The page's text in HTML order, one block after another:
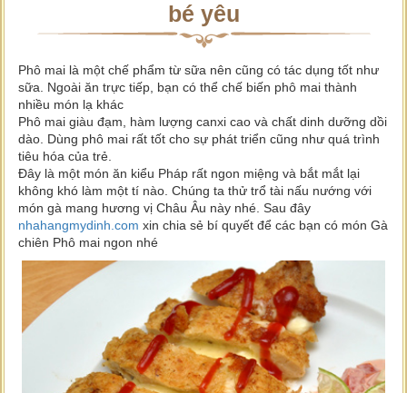
bé yêu
Phô mai là một chế phẩm từ sữa nên cũng có tác dụng tốt như
sữa. Ngoài ăn trực tiếp, bạn có thể chế biến phô mai thành
nhiều món lạ khác
Phô mai giàu đạm, hàm lượng canxi cao và chất dinh dưỡng dồi
dào. Dùng phô mai rất tốt cho sự phát triển cũng như quá trình
tiêu hóa của trẻ.
Đây là một món ăn kiểu Pháp rất ngon miệng và bắt mắt lại
không khó làm một tí nào. Chúng ta thử trổ tài nấu nướng với
món gà mang hương vị Châu Âu này nhé. Sau đây
nhahangmydinh.com xin chia sẻ bí quyết để các bạn có món Gà
chiên Phô mai ngon nhé